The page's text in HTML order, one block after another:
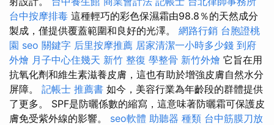
台中按摩排毒 這種輕巧的彩色保濕霜由98.8％的天然成分
製成，僅提供覆蓋範圍和良好的光澤。 網路行銷 台胞證桃
園 seo 關鍵字 后里按摩推薦 居家清潔一小時多少錢 到府
外燴 月子中心住幾天 新竹 整復 學整骨 新竹外燴 它旨在用
抗氧化劑和維生素滋養皮膚，這也有助於增強皮膚自然水分
屏障。 記帳士 推薦書 如今，美容行業為年齡段的群體提供
了更多。 SPF是防曬係數的縮寫，這意味著防曬霜可保護皮
膚免受紫外線的影響。 seo軟體 助聽器 種類 台中筋膜刀放